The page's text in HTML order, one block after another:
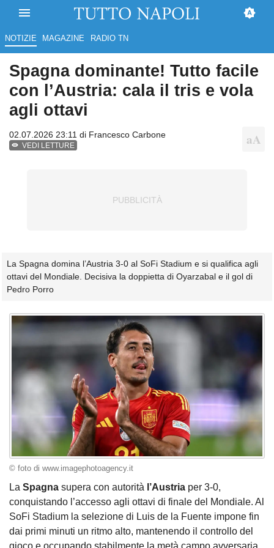
NOTIZIE MAGAZINE RADIO TN
Spagna dominante! Tutto facile
con l’Austria: cala il tris e vola
agli ottavi
02.07.2026 23:11 di Francesco Carbone
VEDI LETTURE
La Spagna domina l’Austria 3-0 al SoFi Stadium e si qualifica agli
ottavi del Mondiale. Decisiva la doppietta di Oyarzabal e il gol di
Pedro Porro
© foto di www.imagephotoagency.it
La Spagna supera con autorità l’Austria per 3-0,
conquistando l’accesso agli ottavi di finale del Mondiale. Al
SoFi Stadium la selezione di Luis de la Fuente impone fin
dai primi minuti un ritmo alto, mantenendo il controllo del